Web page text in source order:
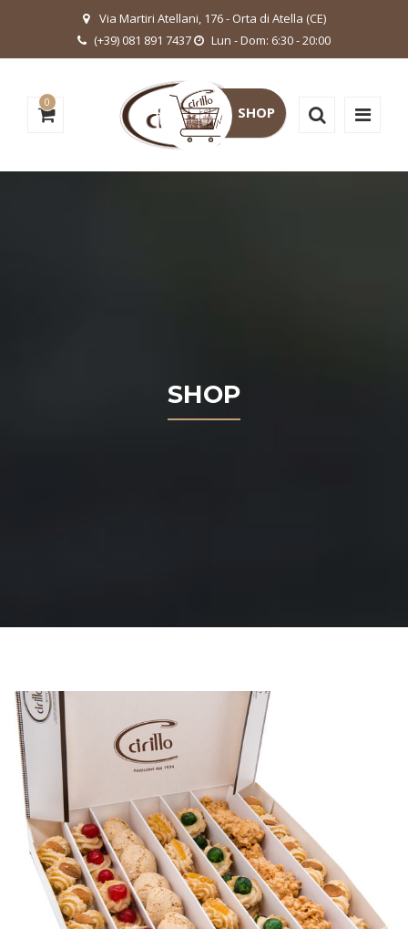
Via Martiri Atellani, 176 - Orta di Atella (CE)
(+39) 081 891 7437
Lun - Dom: 6:30 - 20:00
0
SHOP
SHOP